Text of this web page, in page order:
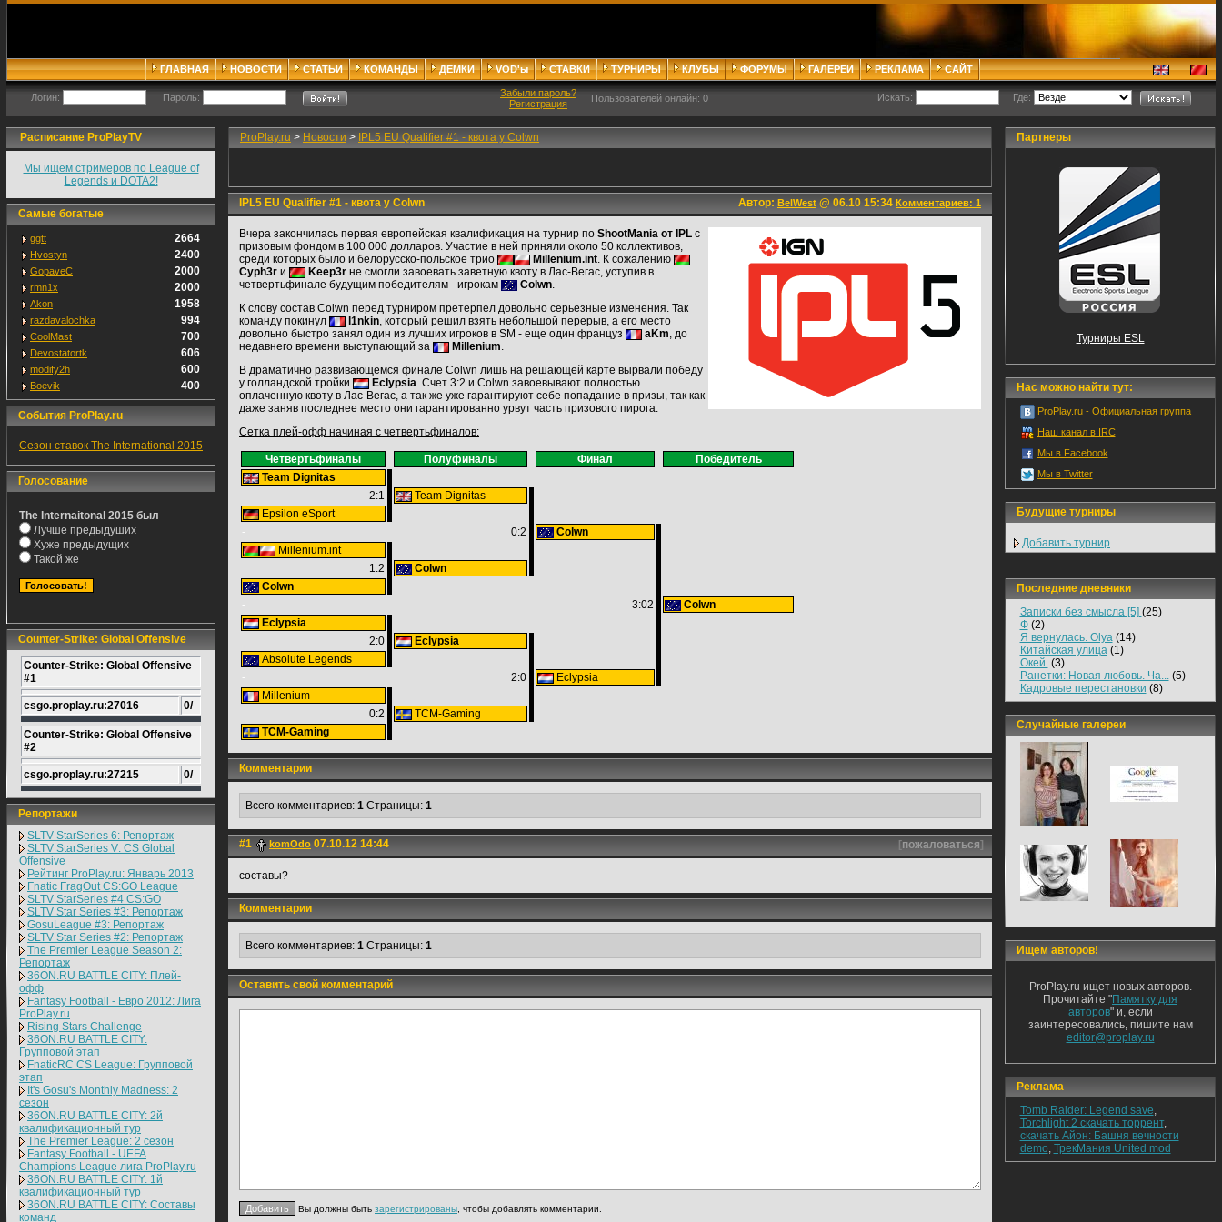
ГЛАВНАЯ НОВОСТИ СТАТЬИ КОМАНДЫ ДЕМКИ VOD'ы СТАВКИ ТУРНИРЫ КЛУБЫ ФОРУМЫ ГАЛЕРЕИ РЕКЛАМА САЙТ
Логин: Пароль:
Забыли пароль?
Регистрация
Пользователей онлайн: 0 Искать: Где:
Расписание ProPlayTV
Мы ищем стримеров по League of
Legends и DOTA2!
Самые богатые
ggtt 2664
Hvostyn 2400
GopaveC 2000
rmn1x 2000
Akon 1958
razdavalochka 994
CoolMast 700
Devostatortk 606
modify2h 600
Boevik 400
События ProPlay.ru
Сезон ставок The International 2015
Голосование
The Internaitonal 2015 был
Лучше предыдуших
Хуже предыдущих
Такой же
Counter-Strike: Global Offensive
Counter-Strike: Global Offensive
#1
csgo.proplay.ru:27016 0/
Counter-Strike: Global Offensive
#2
csgo.proplay.ru:27215 0/
Репортажи
SLTV StarSeries 6: Репортаж
SLTV StarSeries V: CS Global
Offensive
Рейтинг ProPlay.ru: Январь 2013
Fnatic FragOut CS:GO League
SLTV StarSeries #4 CS:GO
SLTV Star Series #3: Репортаж
GosuLeague #3: Репортаж
SLTV Star Series #2: Репортаж
The Premier League Season 2:
Репортаж
36ON.RU BATTLE CITY: Плей-
офф
Fantasy Football - Евро 2012: Лига
ProPlay.ru
Rising Stars Challenge
36ON.RU BATTLE CITY:
Групповой этап
FnaticRC CS League: Групповой
этап
It's Gosu's Monthly Madness: 2
сезон
36ON.RU BATTLE CITY: 2й
квалификационный тур
The Premier League: 2 cезон
Fantasy Football - UEFA
Champions League лига ProPlay.ru
36ON.RU BATTLE CITY: 1й
квалификационный тур
36ON.RU BATTLE CITY: Составы
команд
ProPlay.ru > Новости > IPL5 EU Qualifier #1 - квота у Colwn
IPL5 EU Qualifier #1 - квота у Colwn Автор: BelWest @ 06.10 15:34 Комментариев: 1
Вчера закончилась первая европейская квалификация на турнир по ShootMania от IPL с
призовым фондом в 100 000 долларов. Участие в ней приняли около 50 коллективов,
среди которых было и белорусско-польское трио
Millenium.int. К сожалению
Cyph3r и Keep3r не смогли завоевать заветную квоту в Лас-Вегас, уступив в
четвертьфинале будущим победителям - игрокам
Colwn.
К слову состав Colwn перед турниром претерпел довольно серьезные изменения. Так
команду покинул
l1nkin, который решил взять небольшой перерыв, а его место
довольно быстро занял один из лучших игроков в SM - еще один француз
aKm, до
недавнего времени выступающий за
Millenium.
В драматично развивающемся финале Colwn лишь на решающей карте вырвали победу
у голландской тройки
Eclypsia. Счет 3:2 и Colwn завоевывают полностью
оплаченную квоту в Лас-Вегас, а так же уже гарантируют себе попадание в призы, так как
даже заняв последнее место они гарантированно урвут часть призового пирога.
Сетка плей-офф начиная с четвертьфиналов:
Четвертьфиналы Полуфиналы Финал
Победитель
Team Dignitas
2:1
Team Dignitas
Epsilon eSport
0:2
-
Colwn
Millenium.int
3:02
1:2
Colwn
Colwn
-
Colwn
Eclypsia
2:0
Eclypsia
Absolute Legends
2:0
-
Eclypsia
Millenium
0:2
TCM-Gaming
TCM-Gaming
Комментарии
Всего комментариев: 1 Страницы: 1
#1 komOdo 07.10.12 14:44 [пожаловаться]
составы?
Комментарии
Всего комментариев: 1 Страницы: 1
Оставить свой комментарий
Вы должны быть зарегистрированы , чтобы добавлять комментарии.
Партнеры
Турниры ESL
Нас можно найти тут:
ProPlay.ru - Официальная группа
Наш канал в IRC
Мы в Facebook
Мы в Twitter
Будущие турниры
Добавить турнир
Последние дневники
Записки без смысла [5] (25)
Ф(2)
Я вернулась. Olya(14)
Китайская улица(1)
Окей.(3)
Ранетки: Новая любовь. Ча...(5)
Кадровые перестановки (8)
Случайные галереи
Ищем авторов!
ProPlay.ru ищет новых авторов.
Прочитайте "Памятку для
авторов" и, если
заинтересовались, пишите нам
editor@proplay.ru
Реклама
Tomb Raider: Legend save,
Torchlight 2 скачать торрент,
скачать Айон: Башня вечности
demo, ТрекМания United mod